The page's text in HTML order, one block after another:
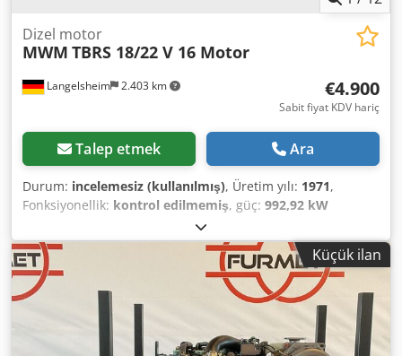
Langelsheim 2.403 km
Dizel motor
MWM TBRS 18/22 V 16 Motor
€4.900
Sabit fiyat KDV hariç
Talep etmek Ara
Durum: incelemesiz (kullanılmış), Üretim yılı: 1971,
Fonksiyonellik: kontrol edilmemiş, güç: 992,92 kW
dizel, silindir sayısı:
tipi:su, MWM 16-cylinder engine from the scrapping of an
inland vessel. Was operational when removed. Stored for
approximately 11 years. Function not tested. Dcedsw
Aphcspfx Ag Sjk Loading available. Sale only to commercial
customers and under exclusion of any warranty.
Küçük ilan